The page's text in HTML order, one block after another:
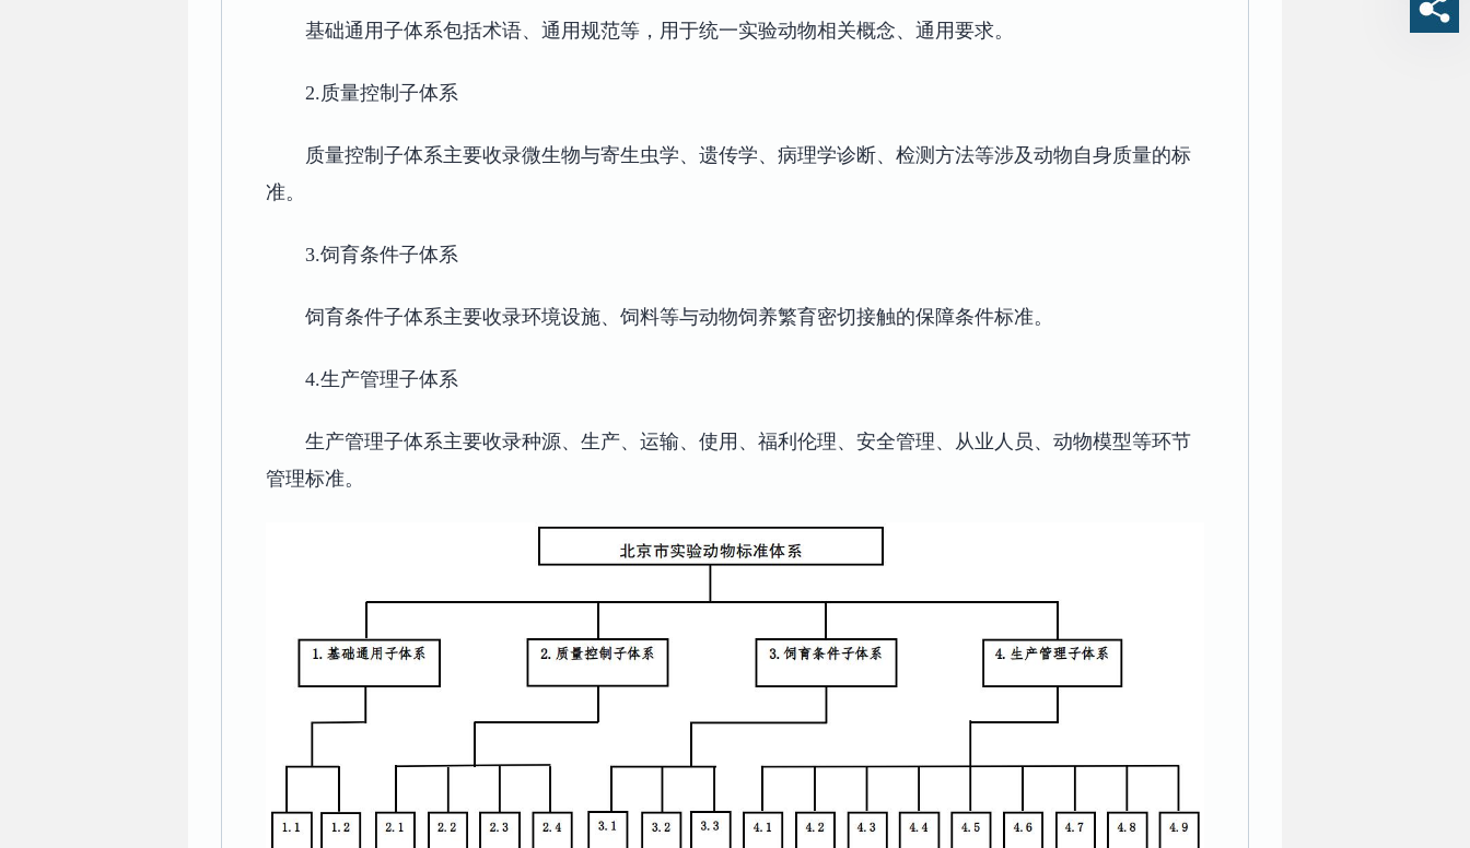
基础通用子体系包括术语、通用规范等，用于统一实验动物相关概念、通用要求。
2.质量控制子体系
质量控制子体系主要收录微生物与寄生虫学、遗传学、病理学诊断、检测方法等涉及动物自身质量的标
准。
3.饲育条件子体系
饲育条件子体系主要收录环境设施、饲料等与动物饲养繁育密切接触的保障条件标准。
4.生产管理子体系
生产管理子体系主要收录种源、生产、运输、使用、福利伦理、安全管理、从业人员、动物模型等环节
管理标准。